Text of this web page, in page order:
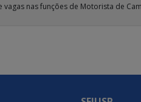
vagas nas funções de Motorista de